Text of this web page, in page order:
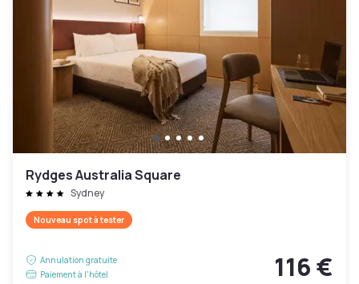
Rydges Australia Square
Sydney
Nouveau spot à tester
Annulation gratuite
Paiement à l'hôtel
116 €